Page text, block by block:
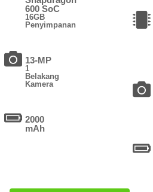
600 SoC
16GB
Penyimpanan
13-MP
1
Belakang
Kamera
2000
mAh